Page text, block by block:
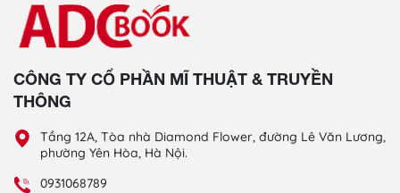
CÔNG TY CỔ PHẦN MĨ THUẬT & TRUYỀN
THÔNG
Tầng 12A, Tòa nhà Diamond Flower, đường Lê Văn Lương,
phường Yên Hòa, Hà Nội.
0931068789